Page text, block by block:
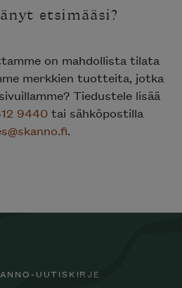
etsimääsi?
on mahdollista tilata
merkkien tuotteita, jotka
Tiedustele lisää
9440tai sähköpostilla
.
UUTISKIRJE